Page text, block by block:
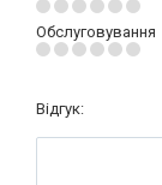
Обслуговування
Відгук: